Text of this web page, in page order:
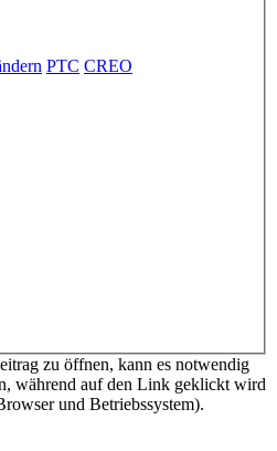
PTC CREO
zu öffnen, kann es notwendig
während auf den Link geklickt wird
und Betriebssystem).